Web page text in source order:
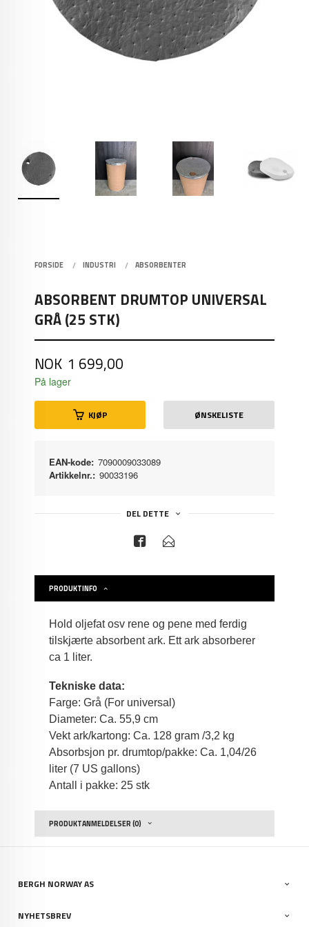
FORSIDE INDUSTRI ABSORBENTER
ABSORBENT DRUMTOP UNIVERSAL
GRÅ (25 STK)
Pris
NOK 1 699,00
På lager
KJØP ØNSKELISTE
EAN-kode: 7090009033089
Artikkelnr.: 90033196
DEL DETTE
PRODUKTINFO
Hold oljefat osv rene og pene med ferdig
tilskjærte absorbent ark. Ett ark absorberer
ca 1 liter.
Tekniske data:
Farge: Grå (For universal)
Diameter: Ca. 55,9 cm
Vekt ark/kartong: Ca. 128 gram /3,2 kg
Absorbsjon pr. drumtop/pakke: Ca. 1,04/26
liter (7 US gallons)
Antall i pakke: 25 stk
PRODUKTANMELDELSER (0)
BERGH NORWAY AS
NYHETSBREV